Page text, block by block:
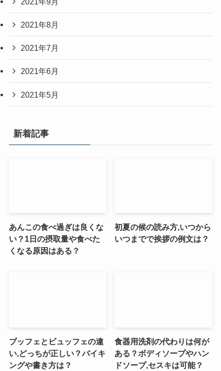
2021年8月
2021年7月
2021年6月
2021年5月
新着記事
あんこの食べ過ぎは良くな
い？1日の摂取量や食べた
くなる原因はある？
初夏の候の読み方,いつから
いつまでで挨拶の例文は？
ブッフェとビュッフェの違
い,どっちが正しい？バイキ
ングや書き方は？
食器用洗剤の代わりは何が
ある？ボディソープやハン
ドソープ,セスキは可能？